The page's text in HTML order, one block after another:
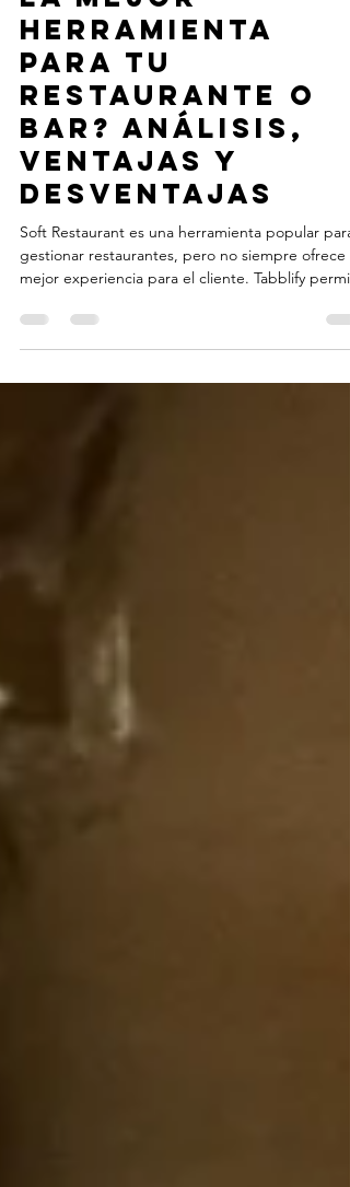
Soft
Restaurant: ¿Es
la mejor
herramienta
para tu
restaurante o
bar? Análisis,
ventajas y
desventajas
Soft Restaurant es una herramienta popular para
a tus comensales ver el menú, ordenar y pagar